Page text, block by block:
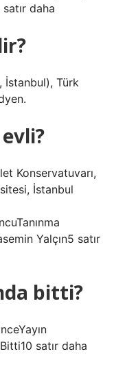
satır daha
İstanbul), Türk
Konservatuvarı,
İstanbul
Yalçın5 satır
bitti?
satır daha